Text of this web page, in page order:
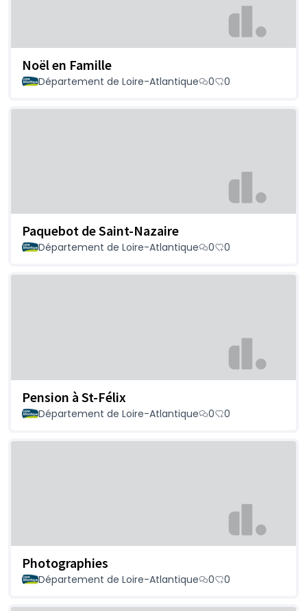
Noël en Famille
Département de Loire-Atlantique 0 0
Paquebot de Saint-Nazaire
Département de Loire-Atlantique 0 0
Pension à St-Félix
Département de Loire-Atlantique 0 0
Photographies
Département de Loire-Atlantique 0 0